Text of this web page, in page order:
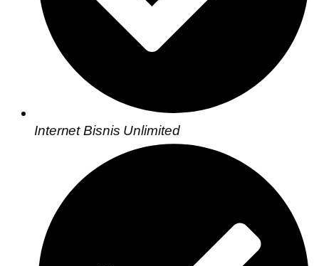
Internet Bisnis Unlimited